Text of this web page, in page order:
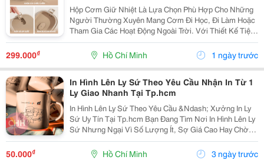
Hộp Cơm Giữ Nhiệt Là Lựa Chọn Phù Hợp Cho Những
Người Thường Xuyên Mang Cơm Đi Học, Đi Làm Hoặc
Tham Gia Các Hoạt Động Ngoài Trời. Với Thiết Kế Tiện
Lợi, Sản Phẩm Giúp Việc Chuẩn Bị Bữa Ăn Trở Nên
Đơn Giản Hơn, Đồng Thời Hỗ Trợ Bạn Chủ Động
Trong...
299.000₫ Hồ Chí Minh 1 ngày trước
In Hình Lên Ly Sứ Theo Yêu Cầu Nhận In Từ 1
Ly Giao Nhanh Tại Tp.hcm
In Hình Lên Ly Sứ Theo Yêu Cầu &Ndash; Xưởng In Ly
Sứ Uy Tín Tại Tp.hcm Bạn Đang Tìm Nơi In Hình Lên Ly
Sứ Nhưng Ngại Vì Số Lượng Ít, Sợ Giá Cao Hay Chờ
Lâu? Con Hiu Hồng Gift Là Xưởng In Ly Sứ Theo Yêu
Cầu Tại Tp.hcm, Nhận In Từ 1 Ly Đến Số...
50.000₫ Hồ Chí Minh 3 ngày trước